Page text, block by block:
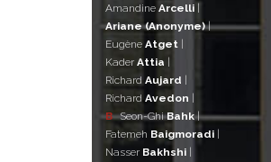
Amandine Arcelli |
Ariane (Anonyme)|
Eugène Atget |
Kader Attia |
Richard Aujard |
Richard Avedon |
B Seon-GhiBahk|
Fatemeh Baigmoradi |
Nasser Bakhshi |